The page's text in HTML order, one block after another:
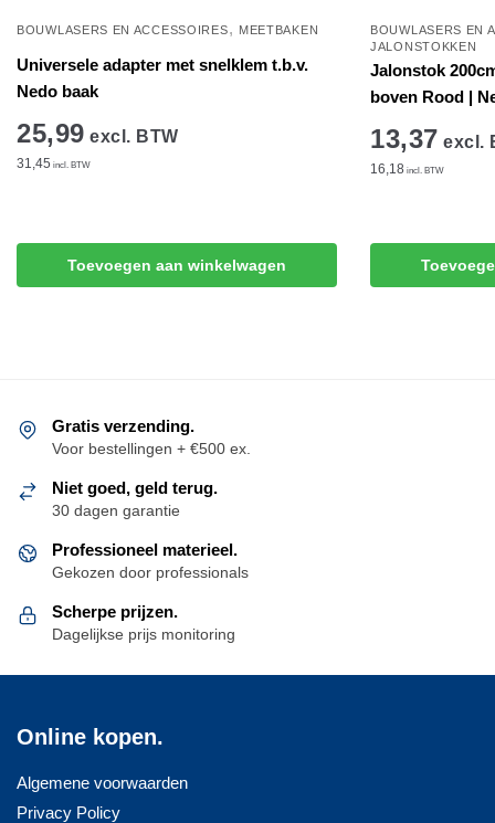
BOUWLASERS EN ACCESSOIRES, MEETBAKEN
Universele adapter met snelklem t.b.v.
Nedo baak
25,99 excl. BTW
31,45 incl. BTW
Toevoegen aan winkelwagen
BOUWLASERS EN
JALONSTOKKEN
Jalonstok
boven Rood |
13,37 excl.
16,18 incl. BTW
Gratis verzending.
Voor bestellingen + €500 ex.
Niet goed, geld terug.
30 dagen garantie
Professioneel materieel.
Gekozen door professionals
Scherpe prijzen.
Dagelijkse prijs monitoring
Online kopen.
Algemene voorwaarden
Privacy Policy